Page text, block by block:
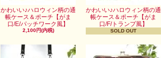
かわいい♪ハロウィン柄の通
帳ケース＆ポーチ【がま
口/E/パッチワーク風】
2,100円(内税)
かわいい♪ハロウィン柄の通
帳ケース＆ポーチ【がま
口/F/トランプ風】
SOLD OUT